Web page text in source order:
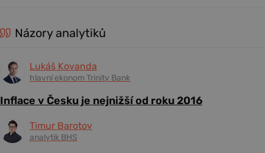
Názory analytiků
Lukáš Kovanda
hlavní ekonom Trinity Bank
Inflace v Česku je nejnižší od roku 2016
Timur Barotov
analytik BHS